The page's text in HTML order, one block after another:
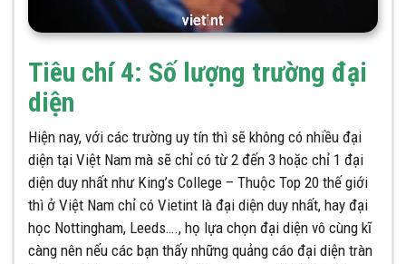
Tiêu chí 4: Số lượng trường đại
diện
Hiện nay, với các trường uy tín thì sẽ không có nhiều đại
diện tại Việt Nam mà sẽ chỉ có từ 2 đến 3 hoặc chỉ 1 đại
diện duy nhất như King’s College – Thuộc Top 20 thế giới
thì ở Việt Nam chỉ có Vietint là đại diện duy nhất, hay đại
học Nottingham, Leeds…., họ lựa chọn đại diện vô cùng kĩ
càng nên nếu các bạn thấy những quảng cáo đại diện tràn